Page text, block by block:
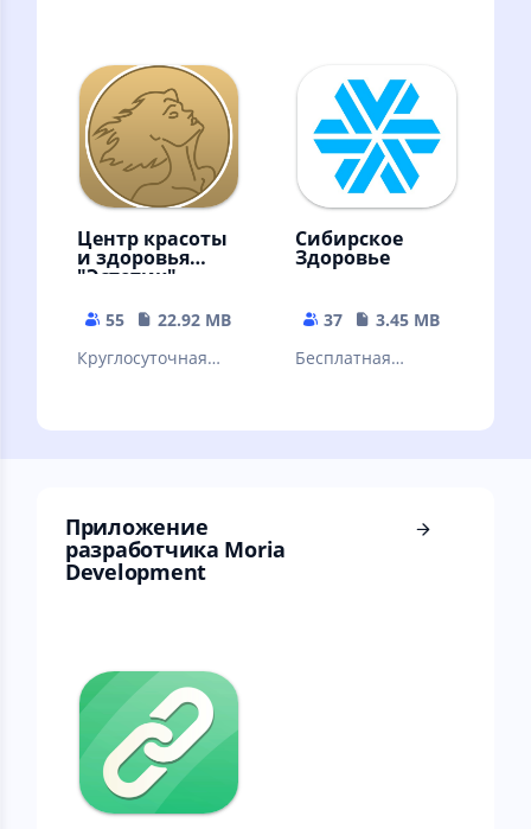
бритье, укладка и
другие услуги
цветотипу
внешности.
Центр красоты
и здоровья
"Эстетик"
55
22.92 MB
Круглосуточная
Сибирское
Здоровье
37
3.45 MB
Бесплатная
Приложение
разработчика Moria
Development